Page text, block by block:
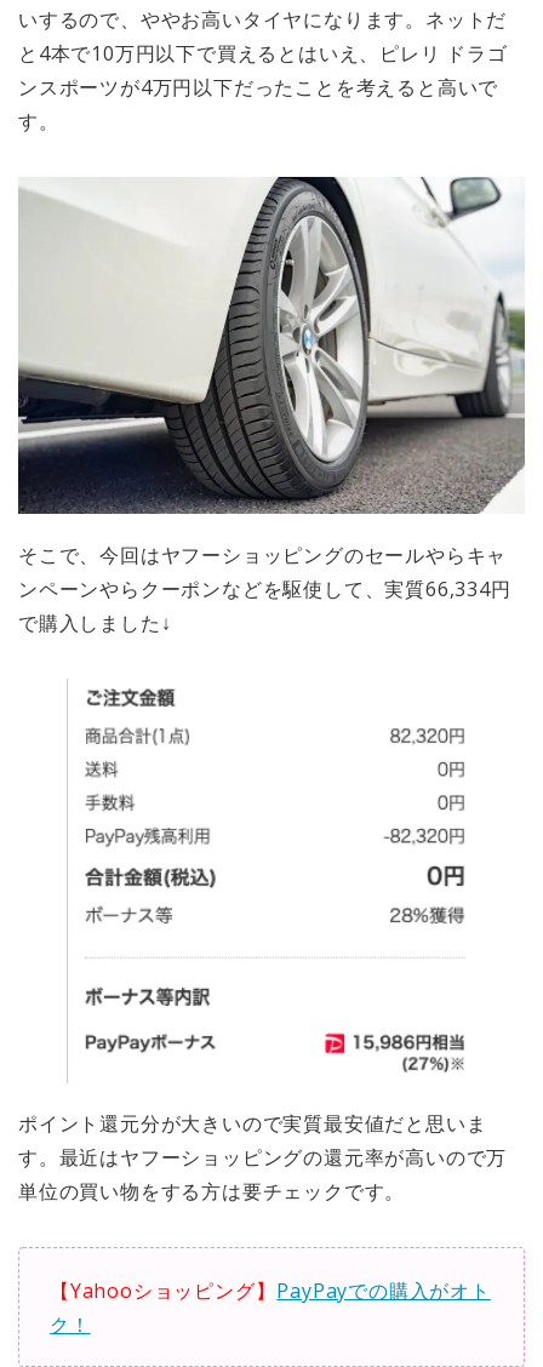
いするので、ややお高いタイヤになります。ネットだ
と4本で10万円以下で買えるとはいえ、ピレリ ドラゴ
ンスポーツが4万円以下だったことを考えると高いで
す。
そこで、今回はヤフーショッピングのセールやらキャ
ンペーンやらクーポンなどを駆使して、実質66,334円
で購入しました↓
ポイント還元分が大きいので実質最安値だと思いま
す。最近はヤフーショッピングの還元率が高いので万
単位の買い物をする方は要チェックです。
【Yahooショッピング】 PayPayでの購入がオト
ク！